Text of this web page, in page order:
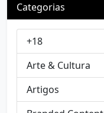
Categorias
+18
Arte & Cultura
Artigos